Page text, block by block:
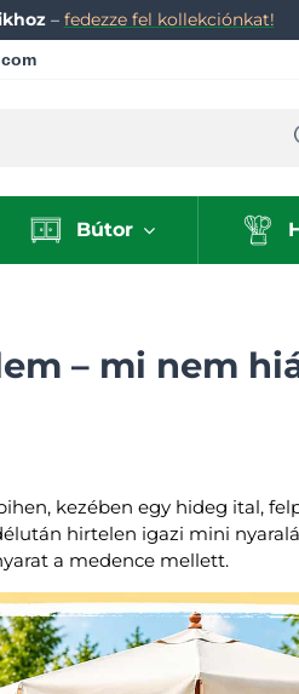
– fedezze fel kollekciónkat!
Bútor
– mi nem
kezében egy hideg ital,
hirtelen igazi mini
a medence mellett.